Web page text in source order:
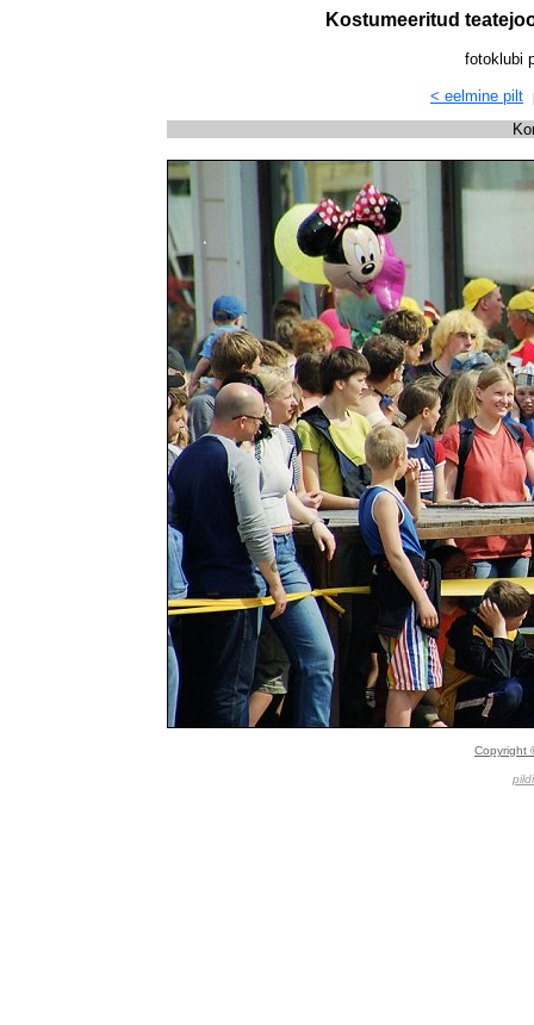
Kostumeeritud
fotoklubi
< eelmine pilt
Copyright